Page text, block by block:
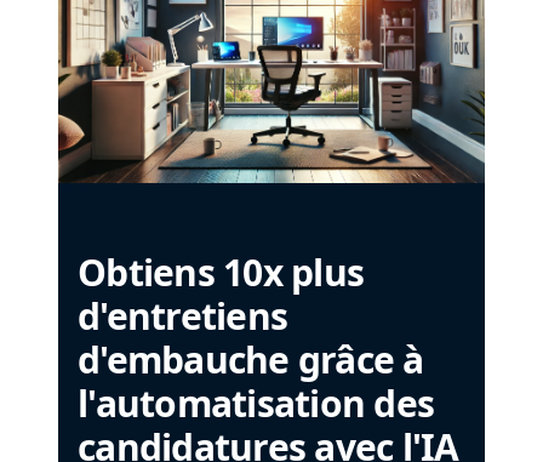
Obtiens 10x plus
d'entretiens
d'embauche grâce à
l'automatisation des
candidatures avec l'IA